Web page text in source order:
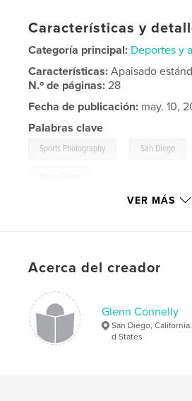
Características y
Categoría principal: Deportes y
Características:Apaisado
N.º de páginas:28
Fecha de publicación: may. 10,
Palabras clave
Sports Photography San Diego
VER MÁS
Acerca del creador
Glenn Connelly
San Diego,
d States